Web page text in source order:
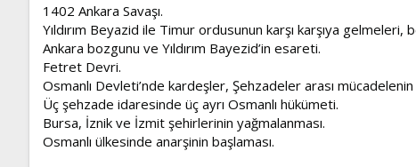
1402 Ankara Savaşı.
Yıldırım Beyazid ile Timur ordusunun karşı karşıya
Ankara bozgunu ve Yıldırım Bayezid’in esareti.
Fetret Devri.
Osmanlı Devleti’nde kardeşler, Şehzadeler arası
Üç şehzade idaresinde üç ayrı Osmanlı hükümeti.
Bursa, İznik ve İzmit şehirlerinin yağmalanması.
Osmanlı ülkesinde anarşinin başlaması.